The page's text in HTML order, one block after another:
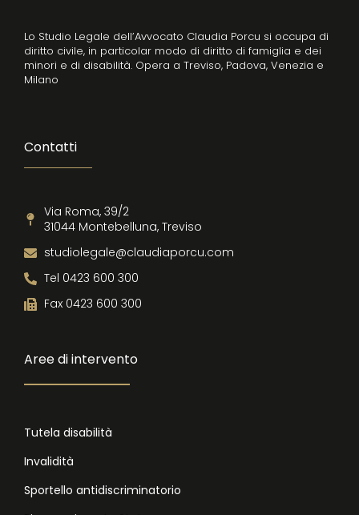
Lo Studio Legale dell’Avvocato Claudia Porcu si occupa di
diritto civile, in particolar modo di diritto di famiglia e dei
minori e di disabilità. Opera a Treviso, Padova, Venezia e
Milano
Contatti
Via Roma, 39/2
31044 Montebelluna, Treviso
studiolegale@claudiaporcu.com
Tel 0423 600 300
Fax 0423 600 300
Aree di intervento
Tutela disabilità
Invalidità
Sportello antidiscriminatorio